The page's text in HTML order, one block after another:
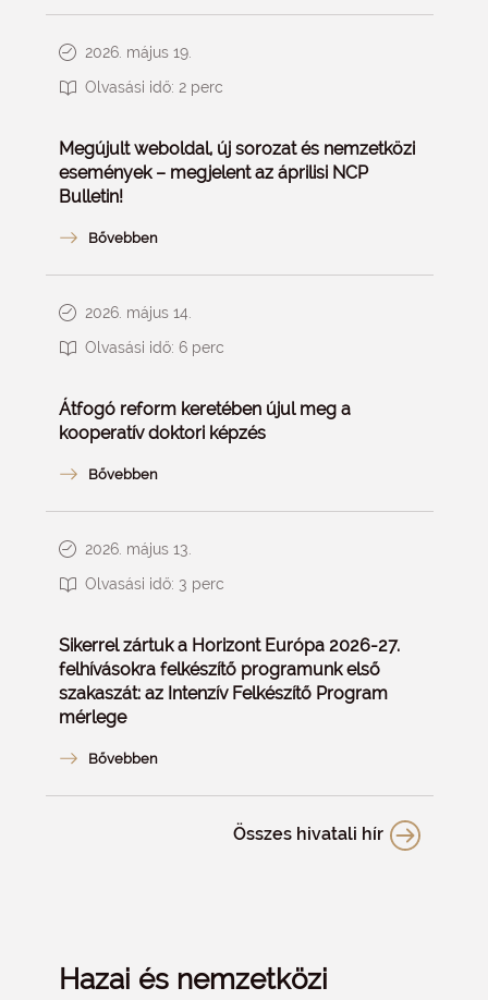
2026. május 19.
Olvasási idő: 2 perc
Megújult weboldal, új sorozat és nemzetközi
események – megjelent az áprilisi NCP
Bulletin!
2026. május 14.
Olvasási idő: 6 perc
Átfogó reform keretében újul meg a
kooperatív doktori képzés
2026. május 13.
Olvasási idő: 3 perc
Sikerrel zártuk a Horizont Európa 2026-27.
felhívásokra felkészítő programunk első
szakaszát: az Intenzív Felkészítő Program
mérlege
Összes hivatali hír
Hazai és nemzetközi